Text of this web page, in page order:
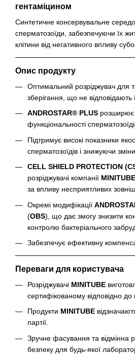
гентаміцином
Синтетичне консервувальне
сперматозоїди, забезпечуючи їх
клітини від негативного впливу
Опис продукту
Оптимальний розріджувач для
зберігання, що не
ANDROSTAR® PLUS розширює
функціональності
Підтримує високі показники
сперматозоїдів і знижуючи
CELL SHIELD PROTECTION
розріджувачі компанії MINITUBE
за впливу несприятливих
Окремі модифікації
(OBS), що дає змогу знизити
контролю бактеріального
Забезпечує ефективну
Переваги для користувача
Розріджувачі MINITUBE
сертифікованому відповідно
Продукти MINITUBE
партії.
Зручне фасування та відмінна
безпеку для будь-якої